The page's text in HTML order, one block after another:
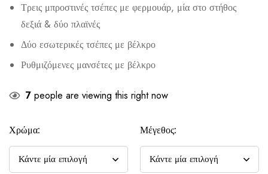
Τρεις μπροστινές τσέπες με φερμουάρ, μία στο στήθος
δεξιά & δύο πλαϊνές
Δύο εσωτερικές τσέπες με βέλκρο
Ρυθμιζόμενες μανσέτες με βέλκρο
7 people are viewing this right now
Χρώμα: Μέγεθος: